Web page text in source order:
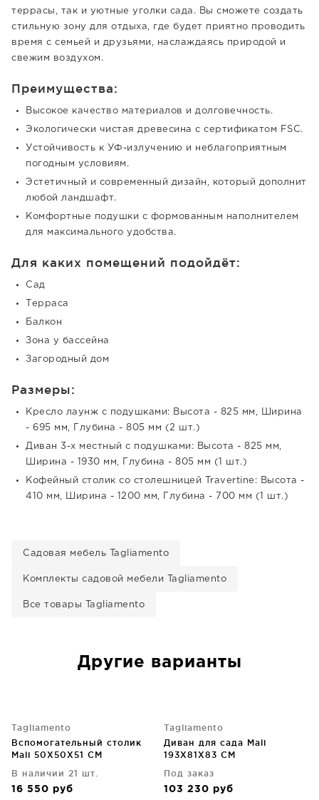
террасы, так и уютные уголки сада. Вы сможете создать
стильную зону для отдыха, где будет приятно проводить
время с семьей и друзьями, наслаждаясь природой и
свежим воздухом.
Преимущества:
Высокое качество материалов и долговечность.
Экологически чистая древесина с сертификатом FSC.
Устойчивость к УФ-излучению и неблагоприятным
погодным условиям.
Эстетичный и современный дизайн, который дополнит
любой ландшафт.
Комфортные подушки с формованным наполнителем
для максимального удобства.
Для каких помещений подойдёт:
Сад
Терраса
Балкон
Зона у бассейна
Загородный дом
Размеры:
Кресло лаунж с подушками: Высота - 825 мм, Ширина
- 695 мм, Глубина - 805 мм (2 шт.)
Диван 3-х местный с подушками: Высота - 825 мм,
Ширина - 1930 мм, Глубина - 805 мм (1 шт.)
Кофейный столик со столешницей Travertine: Высота -
410 мм, Ширина - 1200 мм, Глубина - 700 мм (1 шт.)
Садовая мебель Tagliamento
Комплекты садовой мебели Tagliamento
Все товары Tagliamento
Другие варианты
Tagliamento
Вспомогательный столик
Mali 50X50X51 CM
В наличии 21 шт.
16 550 руб
Tagliamento
Диван для сада Mali
193X81X83 CM
Под заказ
103 230 руб